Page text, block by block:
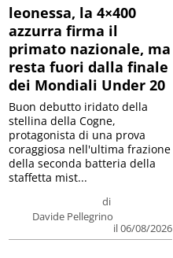
leonessa, la 4×400
azzurra firma il
primato nazionale, ma
resta fuori dalla finale
dei Mondiali Under 20
di
Davide Pellegrino
il 06/08/2026
Buon debutto iridato della
stellina della Cogne,
protagonista di una prova
coraggiosa nell'ultima frazione
della seconda batteria della
staffetta mist...